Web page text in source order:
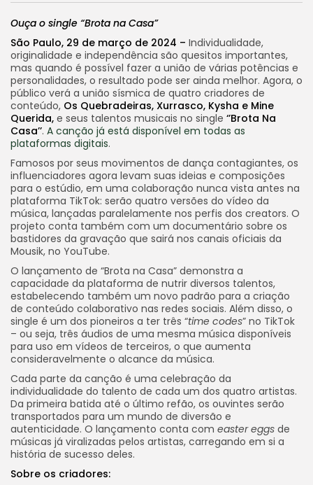
Ouça o single “Brota na Casa”
São Paulo, 29 de março de 2024 – Individualidade,
originalidade e independência são quesitos importantes,
mas quando é possível fazer a união de várias potências e
personalidades, o resultado pode ser ainda melhor. Agora, o
público verá a união sísmica de quatro criadores de
conteúdo, Os Quebradeiras, Xurrasco, Kysha e Mine
Querida, e seus talentos musicais no single ‘’Brota Na
Casa’’. A canção já está disponível em todas as
plataformas digitais.
Famosos por seus movimentos de dança contagiantes, os
influenciadores agora levam suas ideias e composições
para o estúdio, em uma colaboração nunca vista antes na
plataforma TikTok: serão quatro versões do vídeo da
música, lançadas paralelamente nos perfis dos creators. O
projeto conta também com um documentário sobre os
bastidores da gravação que sairá nos canais oficiais da
Mousik, no YouTube.
O lançamento de “Brota na Casa” demonstra a
capacidade da plataforma de nutrir diversos talentos,
estabelecendo também um novo padrão para a criação
de conteúdo colaborativo nas redes sociais. Além disso, o
single é um dos pioneiros a ter três “time codes” no TikTok
– ou seja, três áudios de uma mesma música disponíveis
para uso em vídeos de terceiros, o que aumenta
consideravelmente o alcance da música.
Cada parte da canção é uma celebração da
individualidade do talento de cada um dos quatro artistas.
Da primeira batida até o último refão, os ouvintes serão
transportados para um mundo de diversão e
autenticidade. O lançamento conta com easter eggs de
músicas já viralizadas pelos artistas, carregando em si a
história de sucesso deles.
Sobre os criadores: